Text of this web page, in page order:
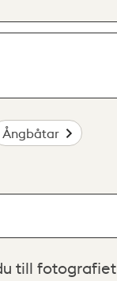
Ångbåtar
till fotografiet